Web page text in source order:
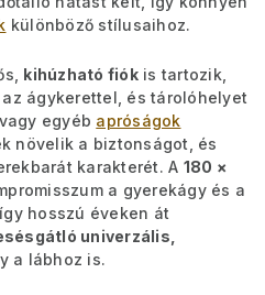
különböző stílusaihoz.
kihúzható fiókis tartozik,
ágykerettel, és tárolóhelyet
egyéb apróságok
növelik a biztonságot, és
karakterét. A 180 ×
a gyerekágy és a
hosszú éveken át
univerzális,
a lábhoz is.